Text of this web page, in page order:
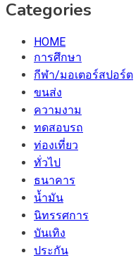
Categories
HOME
การศึกษา
กีฬา/มอเตอร์สปอร์ต
ขนส่ง
ความงาม
ทดสอบรถ
ท่องเที่ยว
ทั่วไป
ธนาคาร
น้ำมัน
นิทรรศการ
บันเทิง
ประกัน